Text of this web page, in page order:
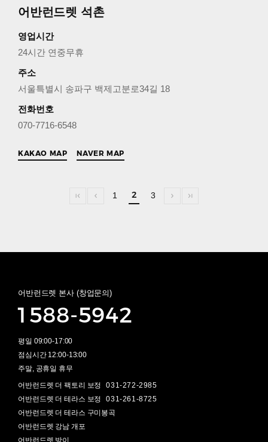
어반런드렛 석촌
영업시간
24시간 연중무휴
주소
서울특별시 송파구 백제고분로34길 18
전화번호
070-7716-6548
KAKAO MAP NAVER MAP
1 2 3
어반런드렛 본사 (창업문의)
1588-5942
평일 09:00-17:00
점심시간 12:00-13:00
주말, 공휴일 휴무
어반런드렛 더 팩토리 보정
031-272-2985
어반런드렛 더 테라스 보정
031-261-8725
어반런드렛 더 테라스 구미봉곡
어반런드렛 강남 개포